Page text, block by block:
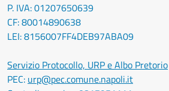
P. IVA: 01207650639
CF: 80014890638
LEI: 8156007FF4DEB97ABA09
Servizio Protocollo, URP e Albo Pretorio
PEC: urp@pec.comune.napoli.it